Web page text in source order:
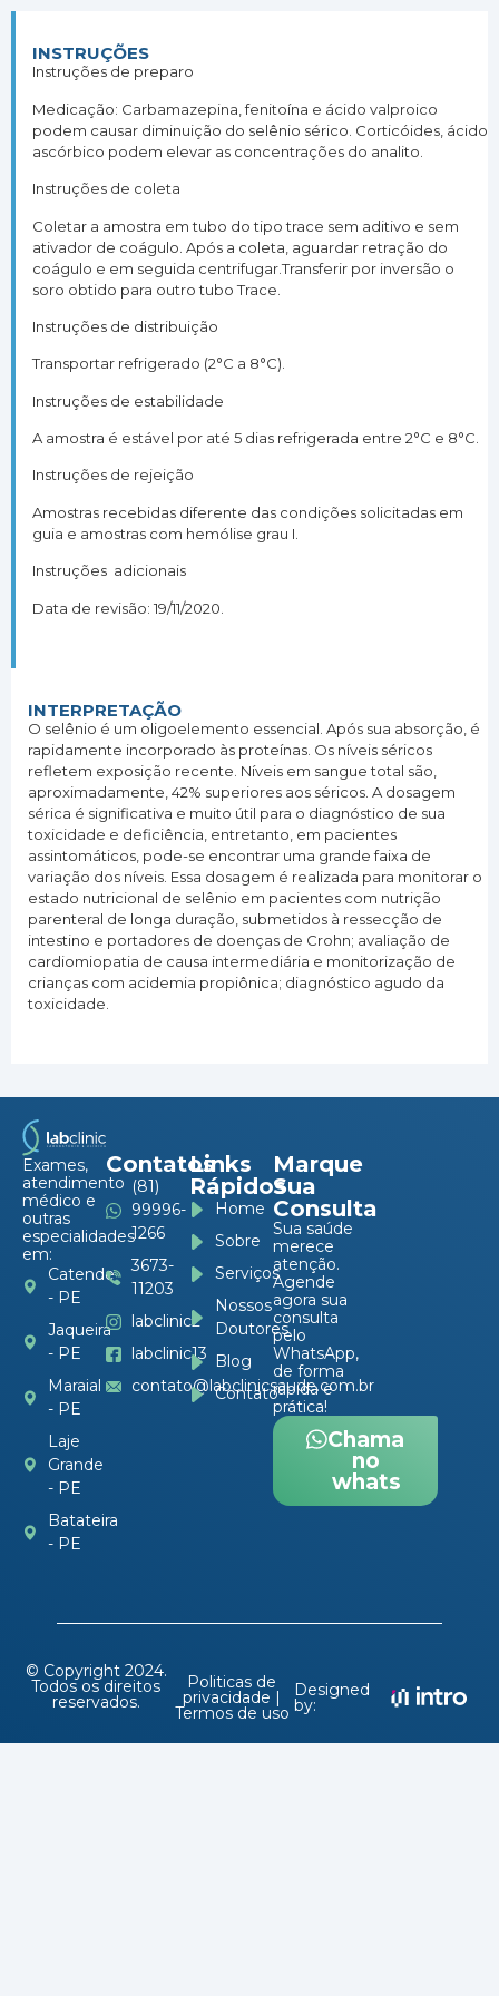
INSTRUÇÕES
Instruções de preparo
Medicação: Carbamazepina, fenitoína e ácido valproico
podem causar diminuição do selênio sérico. Corticóides, ácido
ascórbico podem elevar as concentrações do analito.
Instruções de coleta
Coletar a amostra em tubo do tipo trace sem aditivo e sem
ativador de coágulo. Após a coleta, aguardar retração do
coágulo e em seguida centrifugar.Transferir por inversão o
soro obtido para outro tubo Trace.
Instruções de distribuição
Transportar refrigerado (2°C a 8°C).
Instruções de estabilidade
A amostra é estável por até 5 dias refrigerada entre 2°C e 8°C.
Instruções de rejeição
Amostras recebidas diferente das condições solicitadas em
guia e amostras com hemólise grau I.
Instruções adicionais
Data de revisão: 19/11/2020.
INTERPRETAÇÃO
O selênio é um oligoelemento essencial. Após sua absorção, é
rapidamente incorporado às proteínas. Os níveis séricos
refletem exposição recente. Níveis em sangue total são,
aproximadamente, 42% superiores aos séricos. A dosagem
sérica é significativa e muito útil para o diagnóstico de sua
toxicidade e deficiência, entretanto, em pacientes
assintomáticos, pode-se encontrar uma grande faixa de
variação dos níveis. Essa dosagem é realizada para monitorar o
estado nutricional de selênio em pacientes com nutrição
parenteral de longa duração, submetidos à ressecção de
intestino e portadores de doenças de Crohn; avaliação de
cardiomiopatia de causa intermediária e monitorização de
crianças com acidemia propiônica; diagnóstico agudo da
toxicidade.
Exames,
atendimento
médico e
outras
especialidades
em:
Catende
- PE
Jaqueira
- PE
Maraial
- PE
Laje
Grande
- PE
Batateira
- PE
Contatos
(81)
99996-
1266
3673-
11203
labclinic2
labclinic13
contato@labclinicsaude.com.br
Links
Rápidos
Home
Sobre
Serviços
Nossos
Doutores
Blog
Contato
Marque
Sua
Consulta
Sua saúde
merece
atenção.
Agende
agora sua
consulta
pelo
WhatsApp,
de forma
rápida e
prática!
Chama
no
whats
© Copyright 2024.
Todos os direitos
reservados.
Politicas de
privacidade |
Termos de uso
Designed
by: